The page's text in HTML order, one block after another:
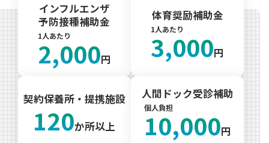
インフルエンザ
予防接種補助金
1人あたり
2,000円
体育奨励補助金
1人あたり
3,000円
契約保養所・提携施設
120か所以上
人間ドック受診補助
個人負担
10,000円